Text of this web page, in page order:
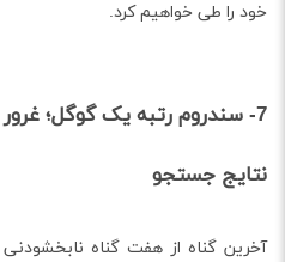
خود را طی خواهیم کرد.
7- سندروم رتبه یک گوگل؛
نتایج جستجو
آخرین گناه از هفت گناه